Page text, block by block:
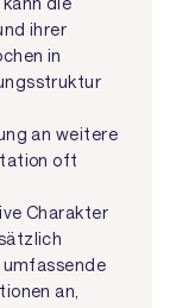
ihrer
in
an weitere
oft
Charakter
an,